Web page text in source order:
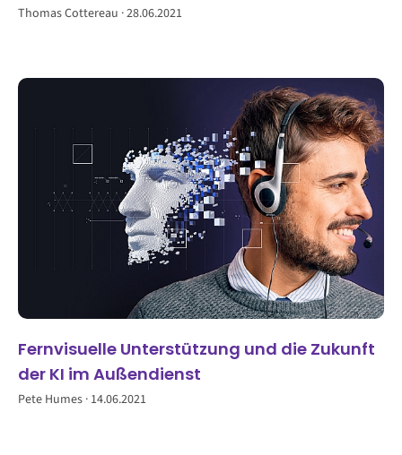
Thomas Cottereau 28.06.2021
Fernvisuelle Unterstützung und die Zukunft
der KI im Außendienst
Pete Humes 14.06.2021